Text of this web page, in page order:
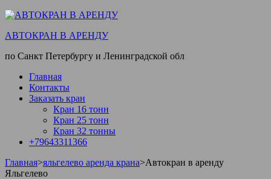
АВТОКРАН В АРЕНДУ
по Санкт Петербургу и Ленинградской обл
Главная
Контакты
Заказать кран
Кран 16 тонн
Кран 25 тонн
Кран 32 тонны
+79643311366
Главная>яльгелево аренда крана>Автокран в аренду
Яльгелево